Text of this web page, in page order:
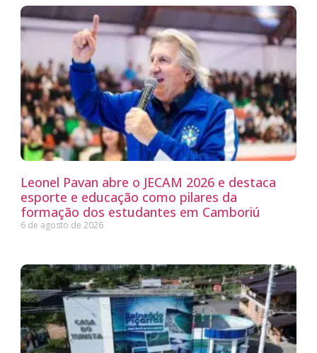
Leonel Pavan abre o JECAM 2026 e destaca
esporte e educação como pilares da
formação dos estudantes em Camboriú
6 de agosto de 2026